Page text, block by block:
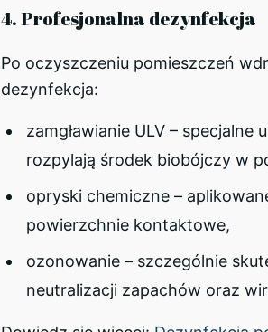
4. Profesjonalna dezynfekcja
Po oczyszczeniu pomieszczeń
dezynfekcja:
zamgławianie ULV – specjalne
rozpylają środek biobójczy w
opryski chemiczne –
powierzchnie kontaktowe,
ozonowanie – szczególnie
neutralizacji zapachów oraz